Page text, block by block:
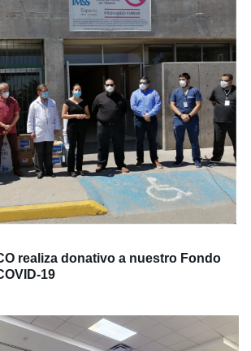
realiza donativo a nuestro Fondo
19